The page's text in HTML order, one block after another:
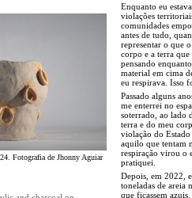
Fotografia de Jhonny Aguiar
Enquanto eu
violações
comunidades
antes de tudo,
representar o que
corpo e a terra que
pensando
material em cima
eu respirava. Isso
Passado alguns
me enterrei no
soterrado, ao lado
terra e do meu
violação do Estado
aquilo que tentam
respiração virou o
pratiquei.
Depois, em 2022,
toneladas de areia
que ficassem